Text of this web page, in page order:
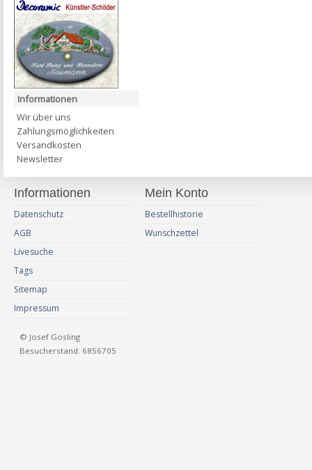
Informationen
Wir über uns
Zahlungsmöglichkeiten
Versandkosten
Newsletter
Informationen
Datenschutz
AGB
Livesuche
Tags
Sitemap
Impressum
Mein Konto
Bestellhistorie
Wunschzettel
© Josef Gosling
Besucherstand: 6856705